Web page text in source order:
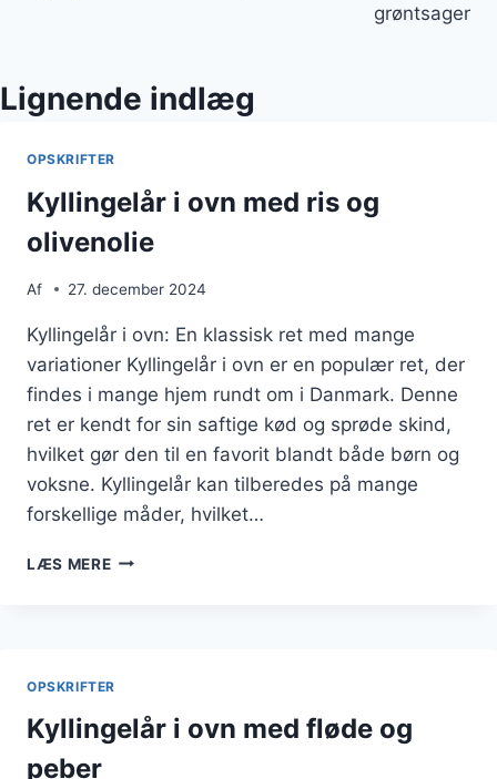
grøntsager
Lignende indlæg
OPSKRIFTER
Kyllingelår i ovn med ris og
olivenolie
Af 27. december 2024
Kyllingelår i ovn: En klassisk ret med mange
variationer Kyllingelår i ovn er en populær ret, der
findes i mange hjem rundt om i Danmark. Denne
ret er kendt for sin saftige kød og sprøde skind,
hvilket gør den til en favorit blandt både børn og
voksne. Kyllingelår kan tilberedes på mange
forskellige måder, hvilket…
LÆS MEREKYLLINGELÅR
OLIVENOLIE
OPSKRIFTER
Kyllingelår i ovn med fløde og
peber